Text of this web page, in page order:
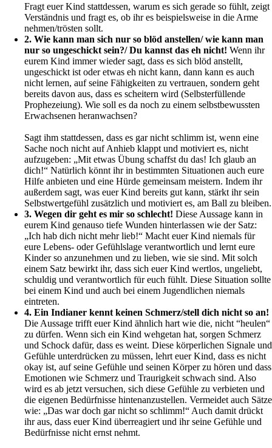
Fragt euer Kind stattdessen, warum es sich gerade so fühlt, zeigt
Verständnis und fragt es, ob ihr es beispielsweise in die Arme
nehmen/trösten sollt.
2. Wie kann man sich nur so blöd anstellen/ wie kann man
nur so ungeschickt sein?/ Du kannst das eh nicht! Wenn ihr
eurem Kind immer wieder sagt, dass es sich blöd anstellt,
ungeschickt ist oder etwas eh nicht kann, dann kann es auch
nicht lernen, auf seine Fähigkeiten zu vertrauen, sondern geht
bereits davon aus, dass es scheitern wird (Selbsterfüllende
Prophezeiung). Wie soll es da noch zu einem selbstbewussten
Erwachsenen heranwachsen?
Sagt ihm stattdessen, dass es gar nicht schlimm ist, wenn eine
Sache noch nicht auf Anhieb klappt und motiviert es, nicht
aufzugeben: „Mit etwas Übung schaffst du das! Ich glaub an
dich!“ Natürlich könnt ihr in bestimmten Situationen auch eure
Hilfe anbieten und eine Hürde gemeinsam meistern. Indem ihr
außerdem sagt, was euer Kind bereits gut kann, stärkt ihr sein
Selbstwertgefühl zusätzlich und motiviert es, am Ball zu bleiben.
3. Wegen dir geht es mir so schlecht! Diese Aussage kann in
eurem Kind genauso tiefe Wunden hinterlassen wie der Satz:
„Ich hab dich nicht mehr lieb!“ Macht euer Kind niemals für
eure Lebens- oder Gefühlslage verantwortlich und lernt eure
Kinder so anzunehmen und zu lieben, wie sie sind. Mit solch
einem Satz bewirkt ihr, dass sich euer Kind wertlos, ungeliebt,
schuldig und verantwortlich für euch fühlt. Diese Situation sollte
bei einem Kind und auch bei einem Jugendlichen niemals
eintreten.
4. Ein Indianer kennt keinen Schmerz/stell dich nicht so an!
Die Aussage trifft euer Kind ähnlich hart wie die, nicht “heulen“
zu dürfen. Wenn sich ein Kind wehgetan hat, sorgen Schmerz
und Schock dafür, dass es weint. Diese körperlichen Signale und
Gefühle unterdrücken zu müssen, lehrt euer Kind, dass es nicht
okay ist, auf seine Gefühle und seinen Körper zu hören und dass
Emotionen wie Schmerz und Traurigkeit schwach sind. Also
wird es ab jetzt versuchen, sich diese Gefühle zu verbieten und
die eigenen Bedürfnisse hintenanzustellen. Vermeidet auch Sätze
wie: „Das war doch gar nicht so schlimm!“ Auch damit drückt
ihr aus, dass euer Kind überreagiert und ihr seine Gefühle und
Bedürfnisse nicht ernst nehmt.